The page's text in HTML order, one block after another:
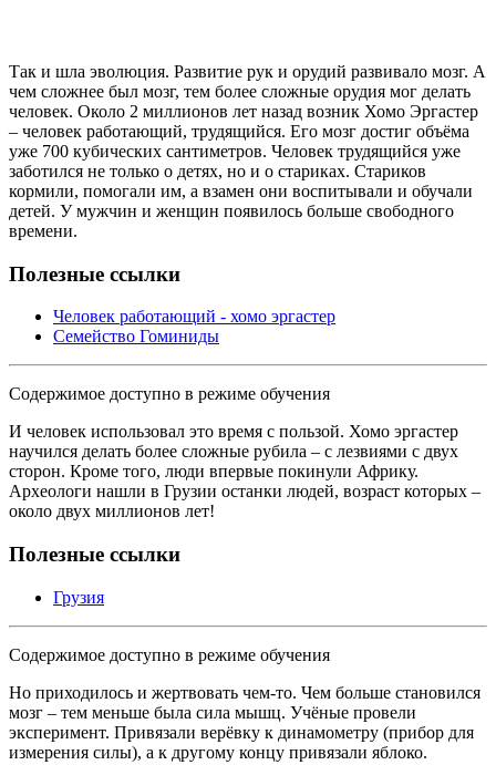
Так и шла эволюция. Развитие рук и орудий развивало мозг. А
чем сложнее был мозг, тем более сложные орудия мог делать
человек. Около 2 миллионов лет назад возник Хомо Эргастер
– человек работающий, трудящийся. Его мозг достиг объёма
уже 700 кубических сантиметров. Человек трудящийся уже
заботился не только о детях, но и о стариках. Стариков
кормили, помогали им, а взамен они воспитывали и обучали
детей. У мужчин и женщин появилось больше свободного
времени.
Полезные ссылки
Человек работающий - хомо эргастер
Семейство Гоминиды
Содержимое доступно в режиме обучения
И человек использовал это время с пользой. Хомо эргастер
научился делать более сложные рубила – с лезвиями с двух
сторон. Кроме того, люди впервые покинули Африку.
Археологи нашли в Грузии останки людей, возраст которых –
около двух миллионов лет!
Полезные ссылки
Грузия
Содержимое доступно в режиме обучения
Но приходилось и жертвовать чем-то. Чем больше становился
мозг – тем меньше была сила мышц. Учёные провели
эксперимент. Привязали верёвку к динамометру (прибор для
измерения силы), а к другому концу привязали яблоко.